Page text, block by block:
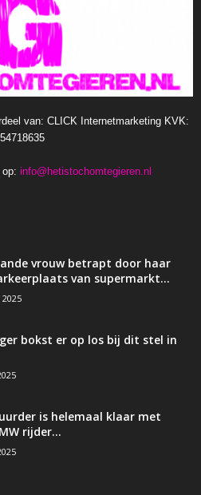
van: CLICK Internetmarketing KVK:
54718635
info@hetistochomtegieren.nl
vrouw betrapt door haar
van supermarkt…
bokst er op los bij dit stel in
is helemaal klaar met
rijder…